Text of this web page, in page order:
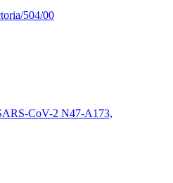
504/00
CoV-2 N47-A173,